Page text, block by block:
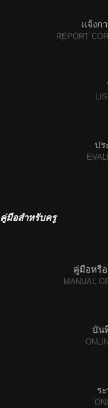
แจ้งก
REPORT
ปร
คู่มือสำหรับครู
คู่มือหรื
MANUAL
บัน
ร